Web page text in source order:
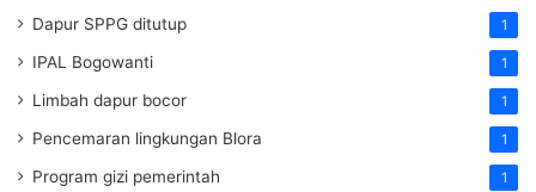
Dapur SPPG ditutup 1
IPAL Bogowanti 1
Limbah dapur bocor 1
Pencemaran lingkungan Blora 1
Program gizi pemerintah 1